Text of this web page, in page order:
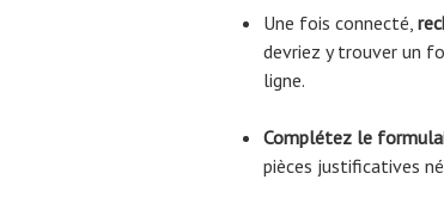
Une fois connecté,
devriez y trouver un
ligne.
Complétez le
pièces justificatives